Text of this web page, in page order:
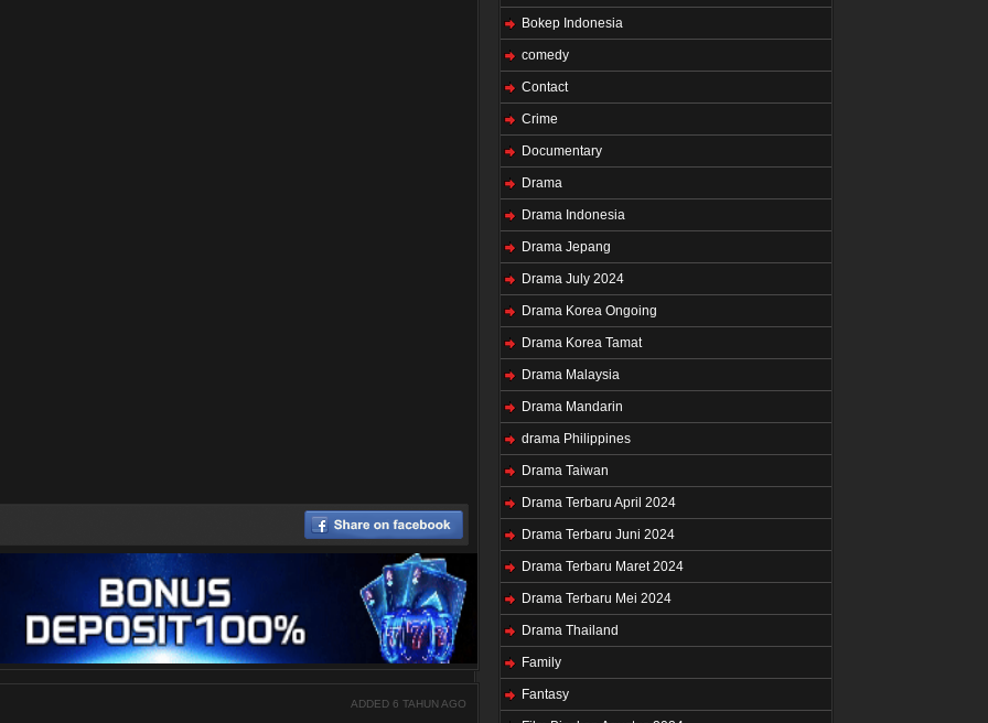
ADDED 6 TAHUN AGO
Bokep Indonesia
comedy
Contact
Crime
Documentary
Drama
Drama Indonesia
Drama Jepang
Drama July 2024
Drama Korea Ongoing
Drama Korea Tamat
Drama Malaysia
Drama Mandarin
drama Philippines
Drama Taiwan
Drama Terbaru April 2024
Drama Terbaru Juni 2024
Drama Terbaru Maret 2024
Drama Terbaru Mei 2024
Drama Thailand
Family
Fantasy